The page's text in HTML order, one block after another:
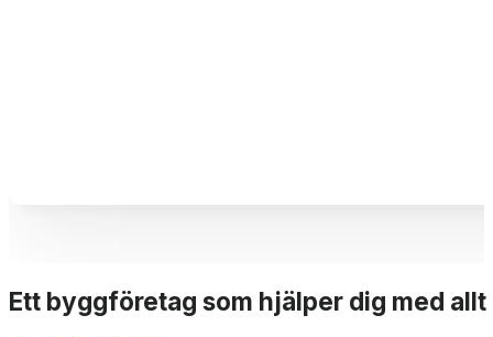
Ett byggföretag som hjälper dig med allt